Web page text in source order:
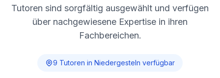
Tutoren sind sorgfältig ausgewählt und verfügen
über nachgewiesene Expertise in ihren
Fachbereichen.
9 Tutoren in Niedergesteln verfügbar